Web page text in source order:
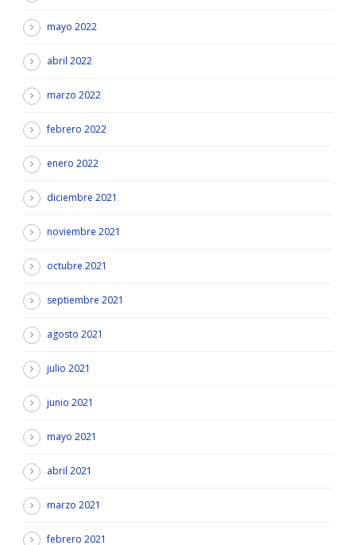
mayo 2022
abril 2022
marzo 2022
febrero 2022
enero 2022
diciembre 2021
noviembre 2021
octubre 2021
septiembre 2021
agosto 2021
julio 2021
junio 2021
mayo 2021
abril 2021
marzo 2021
febrero 2021